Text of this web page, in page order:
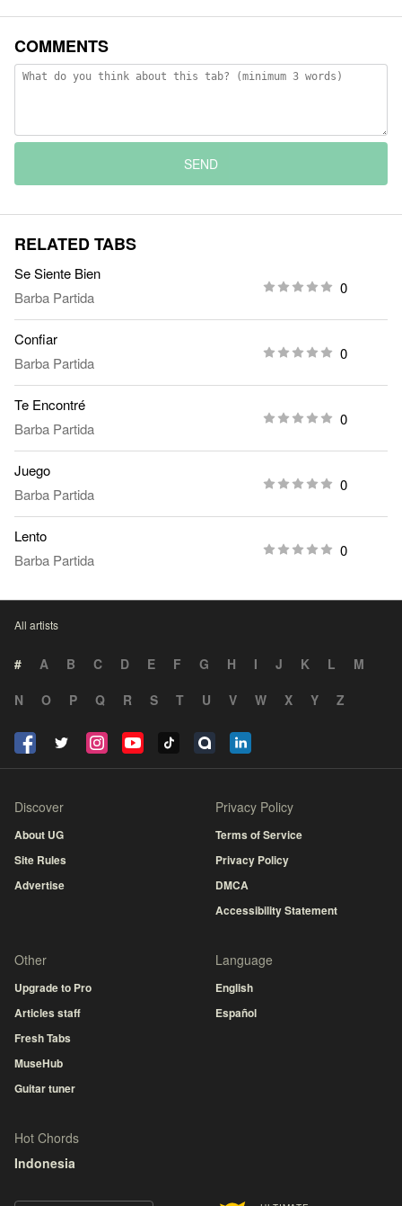
COMMENTS
SEND
RELATED TABS
Se Siente Bien
Barba Partida
0
Confiar
Barba Partida
0
Te Encontré
Barba Partida
0
Juego
Barba Partida
0
Lento
Barba Partida
0
All artists
# A B C D E F G H I J K L
M
N
O P Q R S T U V W X Y Z
Discover
About UG
Site Rules
Advertise
Privacy Policy
Terms of Service
Privacy Policy
DMCA
Accessibility Statement
Other
Upgrade to Pro
Articles staff
Fresh Tabs
MuseHub
Guitar tuner
Language
English
Español
Hot Chords
Indonesia